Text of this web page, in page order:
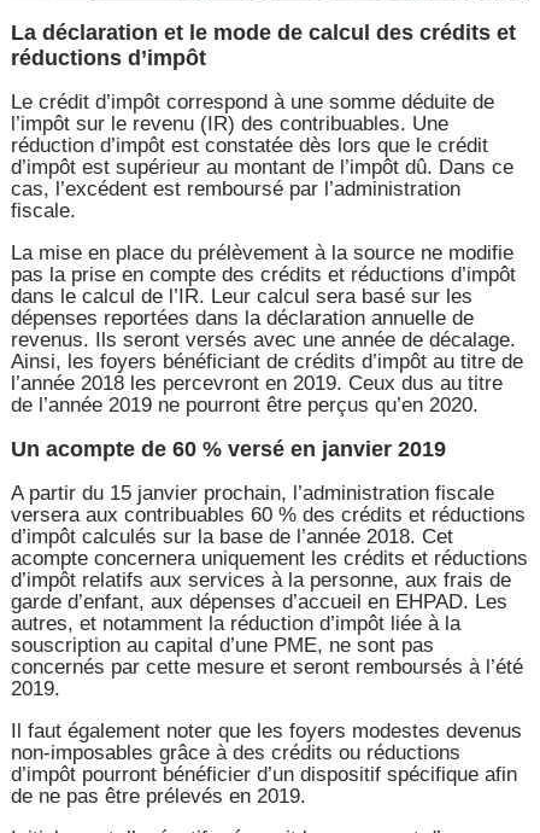
La déclaration et le mode de calcul des crédits et
réductions d’impôt
Le crédit d’impôt correspond à une somme déduite de
l’impôt sur le revenu (IR) des contribuables. Une
réduction d’impôt est constatée dès lors que le crédit
d’impôt est supérieur au montant de l’impôt dû. Dans ce
cas, l’excédent est remboursé par l’administration
fiscale.
La mise en place du prélèvement à la source ne modifie
pas la prise en compte des crédits et réductions d’impôt
dans le calcul de l’IR. Leur calcul sera basé sur les
dépenses reportées dans la déclaration annuelle de
revenus. Ils seront versés avec une année de décalage.
Ainsi, les foyers bénéficiant de crédits d’impôt au titre de
l’année 2018 les percevront en 2019. Ceux dus au titre
de l’année 2019 ne pourront être perçus qu’en 2020.
Un acompte de 60 % versé en janvier 2019
A partir du 15 janvier prochain, l’administration fiscale
versera aux contribuables 60 % des crédits et réductions
d’impôt calculés sur la base de l’année 2018. Cet
acompte concernera uniquement les crédits et réductions
d’impôt relatifs aux services à la personne, aux frais de
garde d’enfant, aux dépenses d’accueil en EHPAD. Les
autres, et notamment la réduction d’impôt liée à la
souscription au capital d’une PME, ne sont pas
concernés par cette mesure et seront remboursés à l’été
2019.
Il faut également noter que les foyers modestes devenus
non-imposables grâce à des crédits ou réductions
d’impôt pourront bénéficier d’un dispositif spécifique afin
de ne pas être prélevés en 2019.